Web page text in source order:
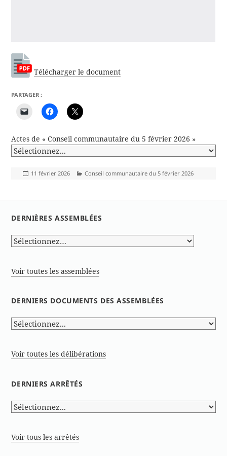
Télécharger le document
PARTAGER :
Actes de « Conseil communautaire du 5 février 2026 »
Publié
11 février 2026 Catégories
Conseil communautaire du 5 février 2026
DERNIÈRES ASSEMBLÉES
Voir toutes les assemblées
DERNIERS DOCUMENTS DES ASSEMBLÉES
Voir toutes les délibérations
DERNIERS ARRÊTÉS
Voir tous les arrêtés